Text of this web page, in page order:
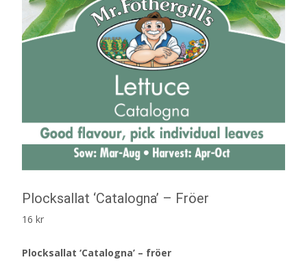
Plocksallat ‘Catalogna’ – Fröer
16 kr
Plocksallat ‘Catalogna’ – fröer